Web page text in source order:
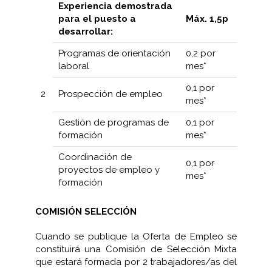
2
Experiencia demostrada
para el puesto a
desarrollar:
Máx. 1,5p
Programas de orientación
laboral
0,2 por
mes*
Prospección de empleo
0,1 por
mes*
Gestión de programas de
formación
0,1 por
mes*
Coordinación de
proyectos de empleo y
formación
0,1 por
mes*
COMISIÓN SELECCIÓN
Cuando se publique la Oferta de Empleo se
constituirá una Comisión de Selección Mixta
que estará formada por 2 trabajadores/as del